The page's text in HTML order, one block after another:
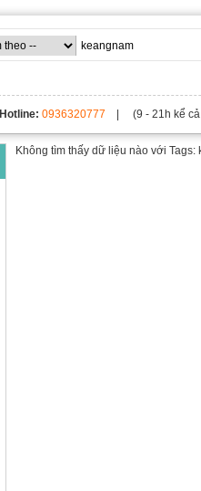
Hotline: 0936320777 | (9 - 21h kể cả
Không tìm thấy dữ liệu nào với Tags: